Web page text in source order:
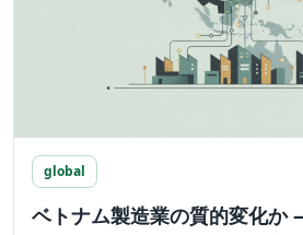
global
ベトナム製造業の質的変化か